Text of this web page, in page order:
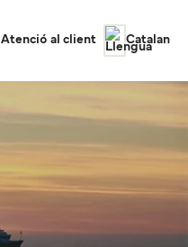
Atenció al client Catalan